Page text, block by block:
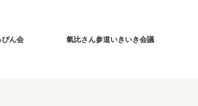
ぴん会 氣比さん参道いきいき会議